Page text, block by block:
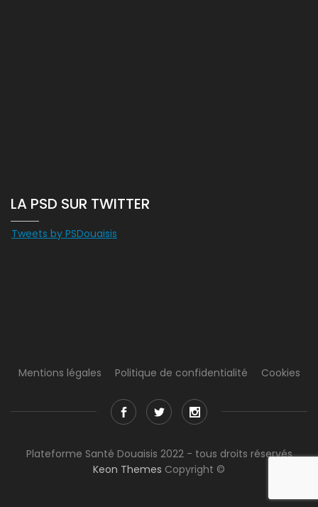
LA PSD SUR TWITTER
Tweets by PSDouaisis
Mentions légales Politique de confidentialité Cookies
Plateforme Santé Douaisis 2022 - tous droits réservés
Keon Themes Copyright ©